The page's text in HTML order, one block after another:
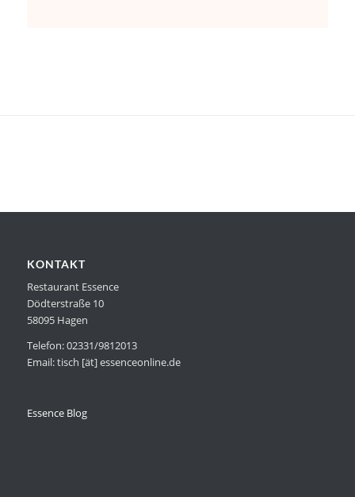
KONTAKT
Restaurant Essence
Dödterstraße 10
58095 Hagen
Telefon: 02331/9812013
Email: tisch [ät] essenceonline.de
Essence Blog